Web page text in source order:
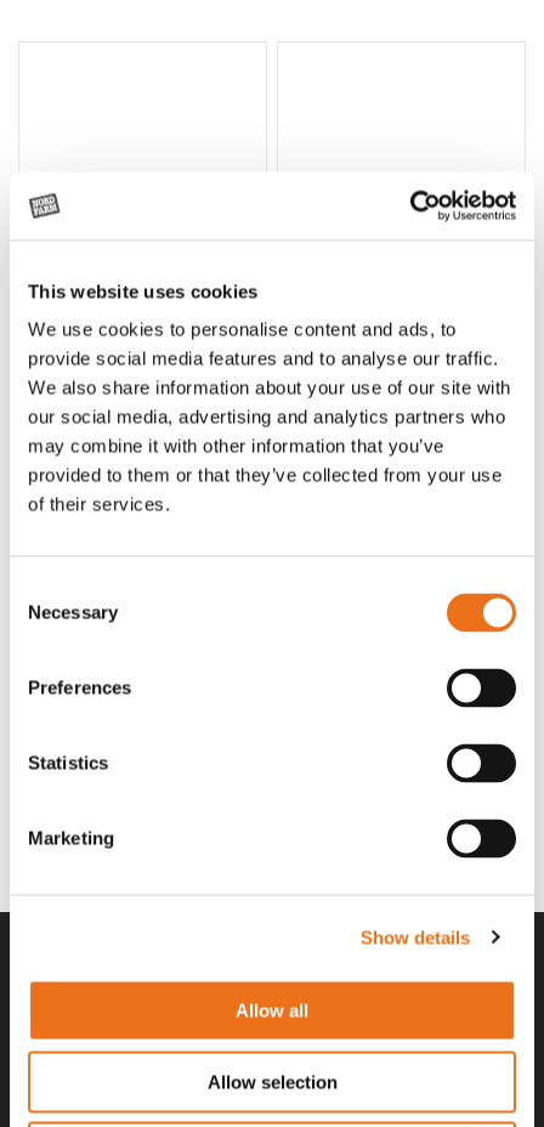
This website uses cookies
We use cookies to personalise content and ads, to
provide social media features and to analyse our traffic.
We also share information about your use of our site with
our social media, advertising and analytics partners who
may combine it with other information that you’ve
provided to them or that they’ve collected from your use
of their services.
Selection
Necessary
Preferences
Statistics
Marketing
Show details
Allow all
Allow selection
Lägg till i varukorg
Rotor, komplett med slagor
OR80013456G
(ex. moms)
Grön truckknapp
A00220
kr (ex. moms)
Lägg till i varukorg
Rotor teeth 8t/6k 7.5Gr/8 R6/14 Rotor teeth 8t/6k 0Gr/8 R6/14